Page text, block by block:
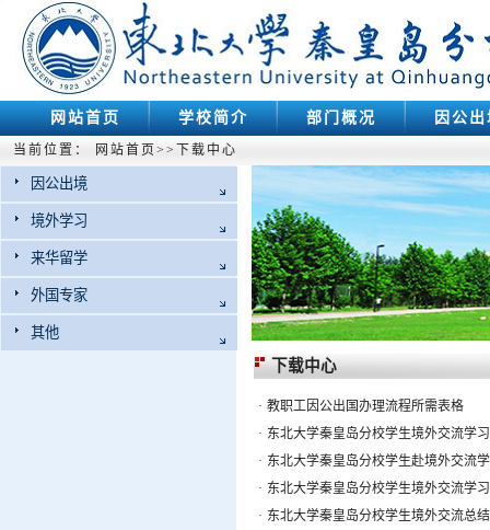
网站首页 学校简介 部门概况 因公
当前位置： 网站首页 >> 下载中心
因公出境
境外学习
来华留学
外国专家
其他
下载中心
· 教职工因公出国办理流程所需表格
· 东北大学秦皇岛分校学生境外交流学
· 东北大学秦皇岛分校学生赴境外交流
· 东北大学秦皇岛分校学生境外交流学
· 东北大学秦皇岛分校学生境外交流总